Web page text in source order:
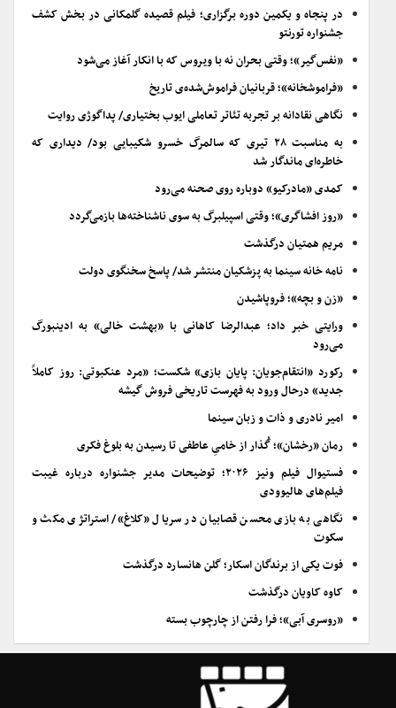
در پنجاه و یکمین دوره برگزاری؛ فیلم قصیده گلمکانی در بخش کشف
جشنواره تورنتو
«نفس‌گیر»؛ وقتی بحران نه با ویروس که با انکار آغاز می‌شود
«فراموشخانه»؛ قربانیان فراموش‌شده‌ی تاریخ
نگاهی نقادانه بر تجربه تئاتر تعاملی ایوب بختیاری/ پداگوژی روایت
به مناسبت ۲۸ تیری که سالمرگ خسرو شکیبایی بود/ دیداری که
خاطره‌ای ماندگار شد
کمدی «مادرکیو» دوباره روی صحنه می‌رود
«روز افشاگری»؛ وقتی اسپیلبرگ به سوی ناشناخته‌ها بازمی‌گردد
مریم همتیان درگذشت
نامه خانه سینما به پزشکیان منتشر شد/ پاسخ سخنگوی دولت
«زن و بچه»؛ فروپاشیدن
ورایتی خبر داد؛ عبدالرضا کاهانی با «بهشت خالی» به ادینبورگ
می‌رود
رکورد «انتقام‌جویان: پایان بازی» شکست؛ «مرد عنکبوتی: روز کاملاً
جدید» درحال ورود به فهرست تاریخی فروش گیشه
امیر نادری و ذات و زبان سینما
رمان «رخشان»؛ گُذار از خامیِ عاطفی تا رسیدن به بلوغ فکری
فستیوال فیلم ونیز ۲۰۲۶؛ توضیحات مدیر جشنواره درباره غیبت
فیلم‌های هالیوودی
نگاهی به بازی محسن قصابیان در سریال «کلاغ»/ استراتژی مکث و
سکوت
فوت یکی از برندگان اسکار؛ گلن هانسارد درگذشت
کاوه کاویان درگذشت
«روسری آبی»؛ فرا رفتن از چارچوب بسته